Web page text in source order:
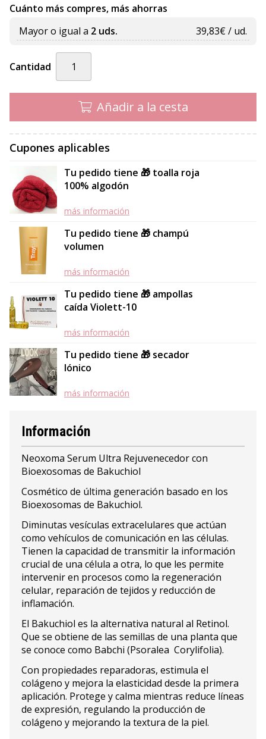
Cuánto más compres, más ahorras
Mayor o igual a 2 uds. 39,83€ / ud.
Cantidad
Añadir a la cesta
Cupones aplicables
Tu pedido tiene 🎁 toalla roja
100% algodón
más información
Tu pedido tiene 🎁 champú
volumen
más información
Tu pedido tiene 🎁 ampollas
caída Violett-10
más información
Tu pedido tiene 🎁 secador
Iónico
más información
Información
Neoxoma Serum Ultra Rejuvenecedor con
Bioexosomas de Bakuchiol
Cosmético de última generación basado en los
Bioexosomas de Bakuchiol.
Diminutas vesículas extracelulares que actúan
como vehículos de comunicación en las células.
Tienen la capacidad de transmitir la información
crucial de una célula a otra, lo que les permite
intervenir en procesos como la regeneración
celular, reparación de tejidos y reducción de
inflamación.
El Bakuchiol es la alternativa natural al Retinol.
Que se obtiene de las semillas de una planta que
se conoce como Babchi (Psoralea Corylifolia).
Con propiedades reparadoras, estimula el
colágeno y mejora la elasticidad desde la primera
aplicación. Protege y calma mientras reduce líneas
de expresión, regulando la producción de
colágeno y mejorando la textura de la piel.